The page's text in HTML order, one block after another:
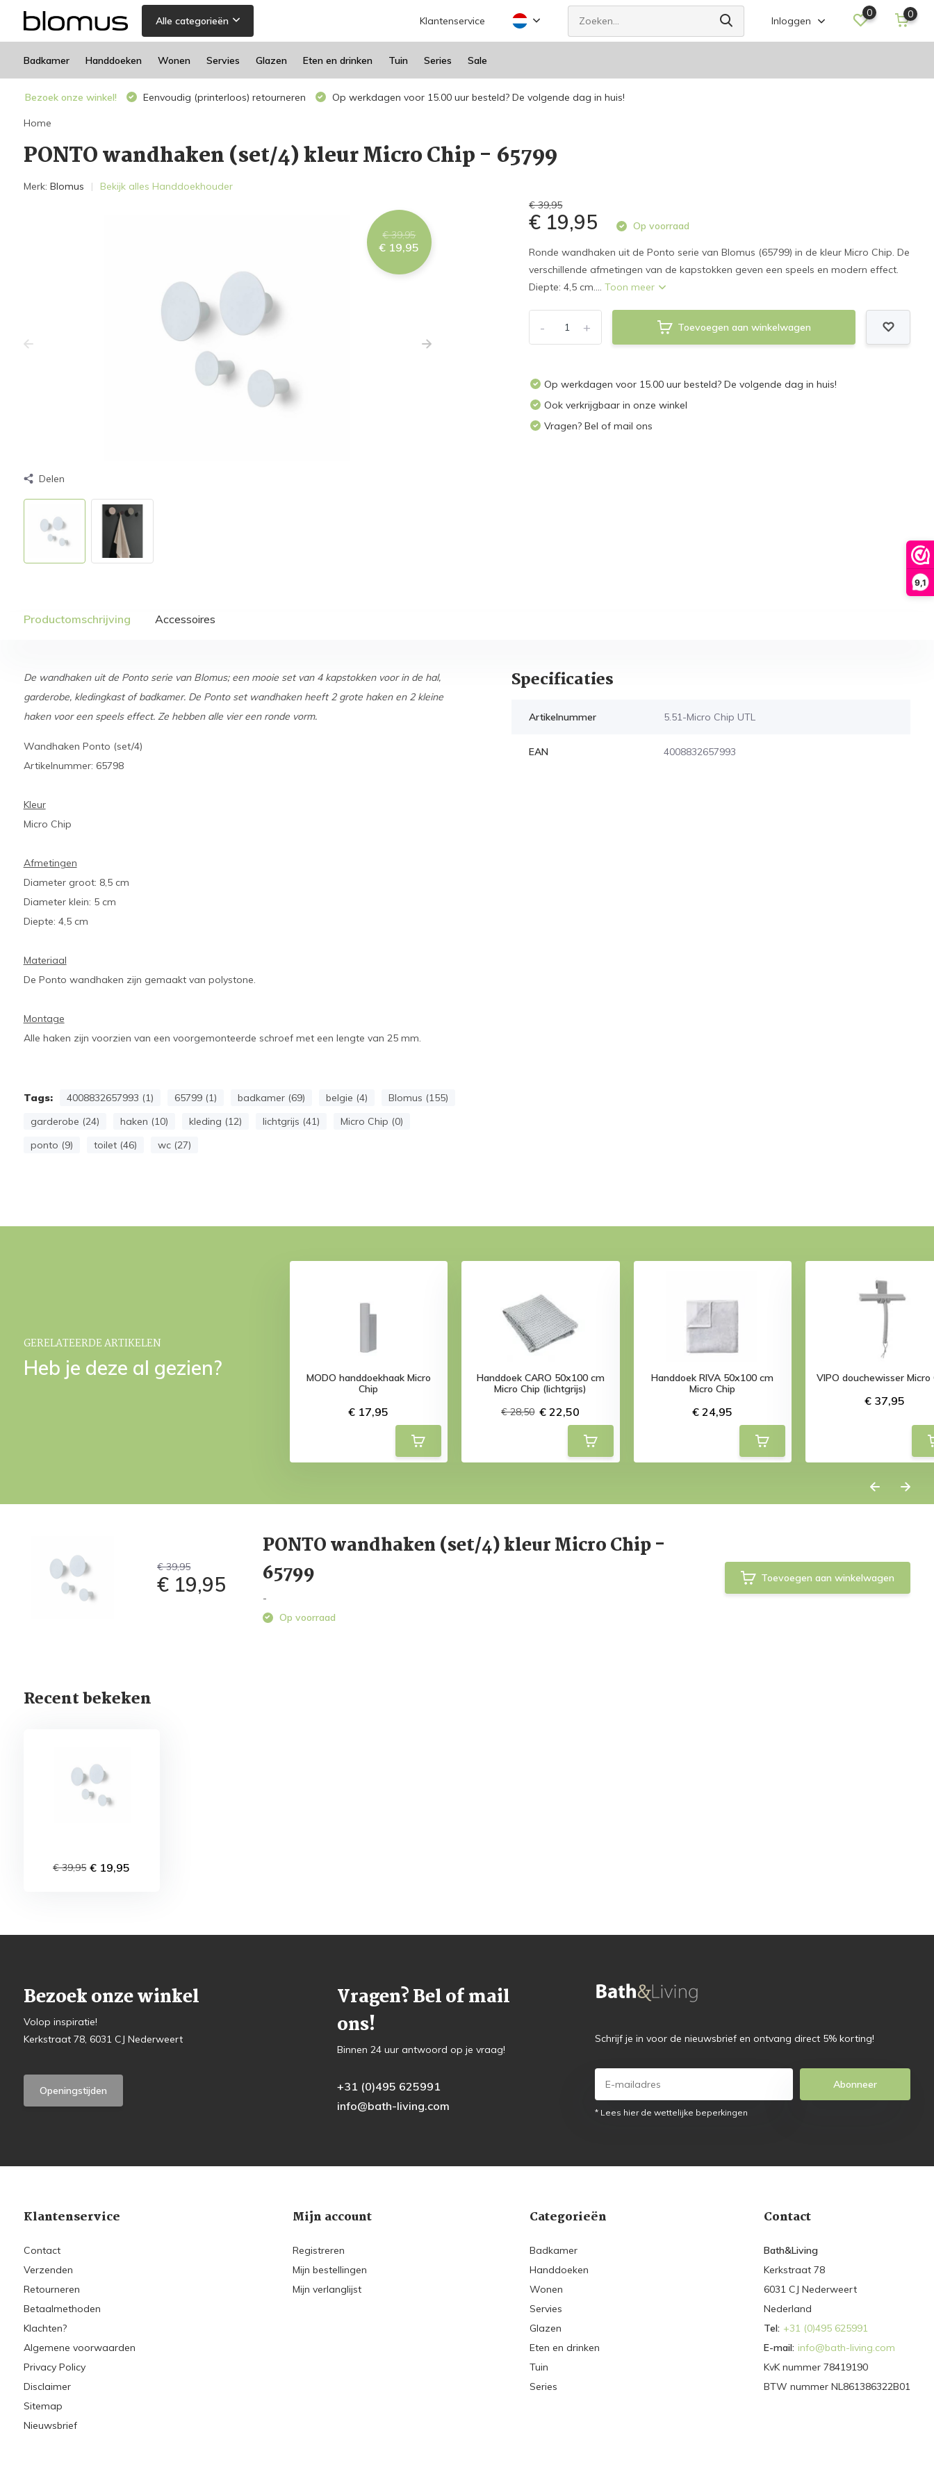
9,1
Alle categorieën Klantenservice Inloggen
0 0
Badkamer Handdoeken Wonen Servies Glazen Eten en drinken Tuin Series Sale
Bezoek onze winkel! Eenvoudig (printerloos) retourneren Op werkdagen voor 15.00 uur besteld? De volgende dag in huis!
Home
PONTO wandhaken (set/4) kleur Micro Chip - 65799
Merk: Blomus Bekijk alles Handdoekhouder
€ 39,95
€ 19,95
Delen
€ 39,95
€ 19,95 Op voorraad
Ronde wandhaken uit de Ponto serie van Blomus (65799) in de kleur Micro Chip. De
verschillende afmetingen van de kapstokken geven een speels en modern effect.
Diepte: 4,5 cm....Toon meer
+
- Toevoegen aan winkelwagen
Op werkdagen voor 15.00 uur besteld? De volgende dag in huis!
Ook verkrijgbaar in onze winkel
Vragen? Bel of mail ons
Productomschrijving Accessoires
De wandhaken uit de Ponto serie van Blomus; een mooie set van 4 kapstokken voor in de hal,
garderobe, kledingkast of badkamer. De Ponto set wandhaken heeft 2 grote haken en 2 kleine
haken voor een speels effect. Ze hebben alle vier een ronde vorm.
Wandhaken Ponto (set/4)
Artikelnummer: 65798
Kleur
Micro Chip
Afmetingen
Diameter groot: 8,5 cm
Diameter klein: 5 cm
Diepte: 4,5 cm
Materiaal
De Ponto wandhaken zijn gemaakt van polystone.
Montage
Alle haken zijn voorzien van een voorgemonteerde schroef met een lengte van 25 mm.
Tags: 4008832657993 (1) 65799 (1) badkamer (69) belgie (4)
Blomus (155)
garderobe (24)
haken (10) kleding (12) lichtgrijs (41)
Micro Chip (0)
ponto (9)
toilet (46) wc (27)
Specificaties
Artikelnummer 5.51-Micro Chip UTL
EAN 4008832657993
GERELATEERDE ARTIKELEN
Heb je deze al gezien?
MODO handdoekhaak Micro
Chip
€ 17,95
Handdoek CARO 50x100 cm
Micro Chip (lichtgrijs)
€ 28,50 € 22,50
Handdoek RIVA 50x100 cm
Micro Chip
€ 24,95
VIPO douchewisser Micro
€ 37,95
€ 39,95
€ 19,95
PONTO wandhaken (set/4) kleur Micro Chip -
65799
-
Op voorraad
Toevoegen aan winkelwagen
Recent bekeken
€ 39,95 € 19,95
Bezoek onze winkel
Volop inspiratie!
Kerkstraat 78, 6031 CJ Nederweert
Openingstijden
Vragen? Bel of mail
ons!
Binnen 24 uur antwoord op je vraag!
+31 (0)495 625991
info@bath-living.com
Schrijf je in voor de nieuwsbrief en ontvang direct 5% korting!
Abonneer
* Lees hier de wettelijke beperkingen
Klantenservice
Contact
Verzenden
Retourneren
Betaalmethoden
Klachten?
Algemene voorwaarden
Privacy Policy
Disclaimer
Sitemap
Nieuwsbrief
Mijn account
Registreren
Mijn bestellingen
Mijn verlanglijst
Categorieën
Badkamer
Handdoeken
Wonen
Servies
Glazen
Eten en drinken
Tuin
Series
Contact
Bath&Living
Kerkstraat 78
6031 CJ Nederweert
Nederland
Tel: +31 (0)495 625991
E-mail: info@bath-living.com
KvK nummer 78419190
BTW nummer NL861386322B01